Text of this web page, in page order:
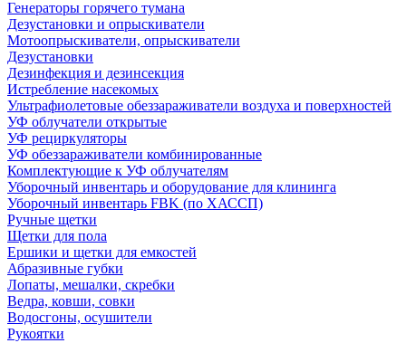
Генераторы горячего тумана
Дезустановки и опрыскиватели
Мотоопрыскиватели, опрыскиватели
Дезустановки
Дезинфекция и дезинсекция
Истребление насекомых
Ультрафиолетовые обеззараживатели воздуха и поверхностей
УФ облучатели открытые
УФ рециркуляторы
УФ обеззараживатели комбинированные
Комплектующие к УФ облучателям
Уборочный инвентарь и оборудование для клининга
Уборочный инвентарь FBK (по ХАССП)
Ручные щетки
Щетки для пола
Ершики и щетки для емкостей
Абразивные губки
Лопаты, мешалки, скребки
Ведра, ковши, совки
Водосгоны, осушители
Рукоятки